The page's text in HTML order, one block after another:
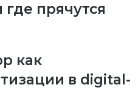
прячутся
как
в digital-